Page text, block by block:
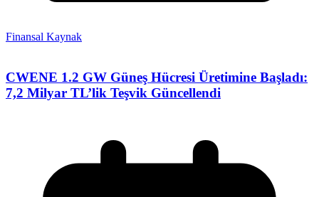
Finansal Kaynak
CWENE 1.2 GW Güneş Hücresi Üretimine Başladı:
7,2 Milyar TL’lik Teşvik Güncellendi